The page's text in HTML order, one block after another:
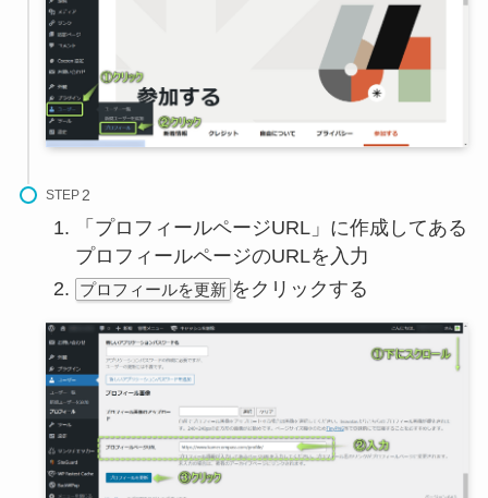
STEP
「プロフィールページURL」に作成してある
プロフィールページのURLを入力
プロフィールを更新 をクリックする